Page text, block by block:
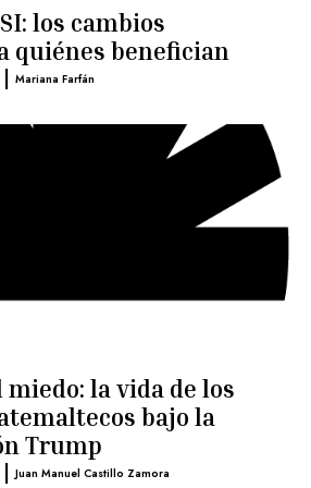
los cambios
quiénes benefician
| Mariana Farfán
la vida de los
bajo la
Trump
| Juan Manuel Castillo Zamora